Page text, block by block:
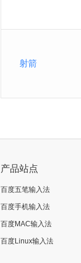
射箭
产品站点
百度五笔输入法
百度手机输入法
百度MAC输入法
百度Linux输入法